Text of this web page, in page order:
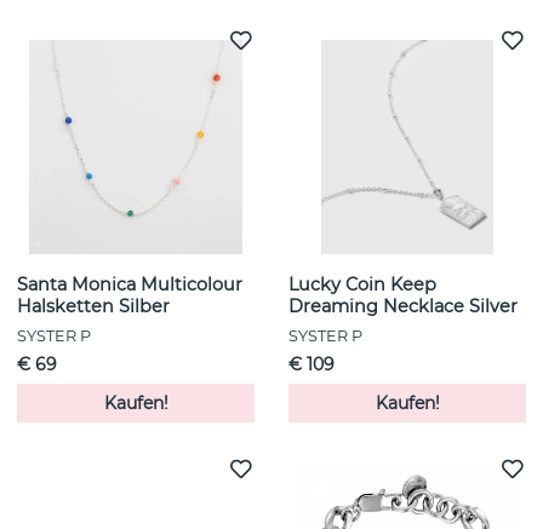
Santa Monica Multicolour
Halsketten Silber
SYSTER P
€ 69
Kaufen!
Lucky Coin Keep
Dreaming Necklace Silver
SYSTER P
€ 109
Kaufen!